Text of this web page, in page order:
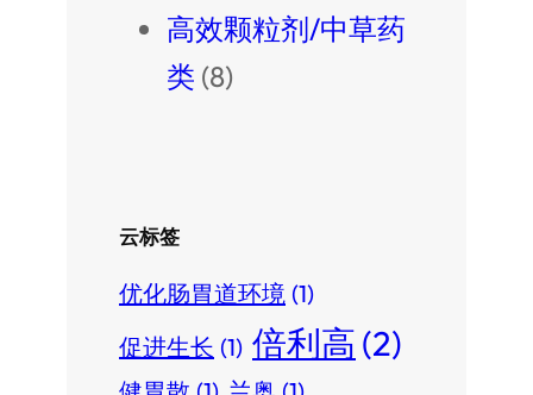
高效颗粒剂/中草药
类 (8)
云标签
优化肠胃道环境 (1)
促进生长 (1) 倍利高(2)